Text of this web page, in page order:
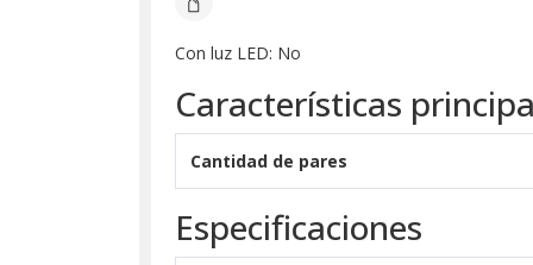
Con luz LED: No
Características
Cantidad de pares
Especificaciones